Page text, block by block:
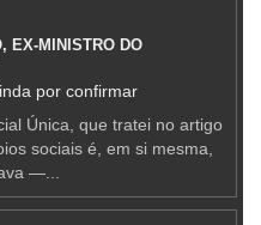
EX-MINISTRO DO
por confirmar
Única, que tratei no artigo
sociais é, em si mesma,
—...